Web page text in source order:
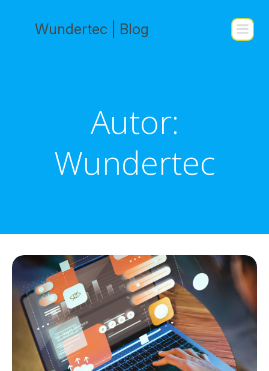
contenido
Wundertec | Blog
Autor:
Wundertec